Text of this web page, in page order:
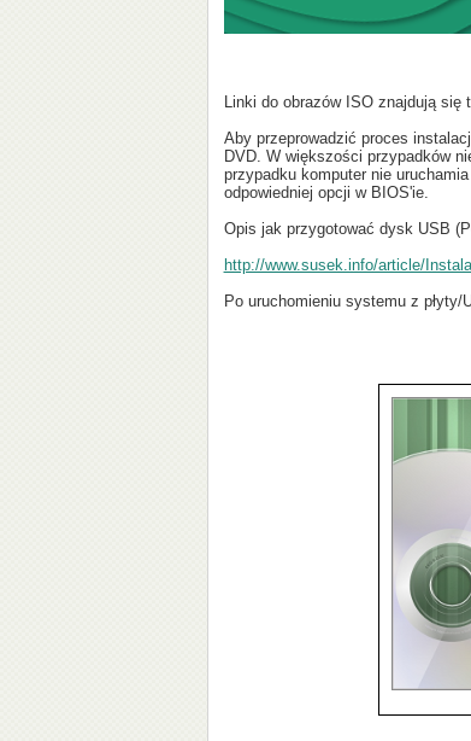
Linki do obrazów ISO znajdują się
Aby przeprowadzić proces
DVD. W większości przypadków
przypadku komputer nie
odpowiedniej opcji w BIOS'ie.
Opis jak przygotować dysk USB
http://www.susek.info/article/
Po uruchomieniu systemu z